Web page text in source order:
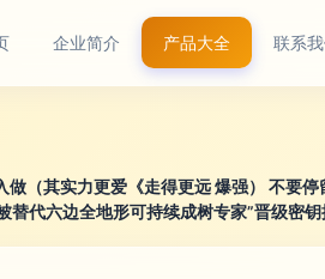
企业简介 产品大全 联系
（其实力更爱《走得更远 爆强） 不要
代六边全地形可持续成树专家”晋级密钥